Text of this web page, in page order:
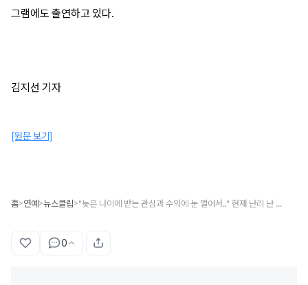
그램에도 출연하고 있다.
김지선 기자
[원문 보기]
홈>연예 >뉴스클립> "늦은 나이에 받는 관심과 수익에 눈 멀어서.." 현재 난리 난 개그맨 임우일 '허위 광고' 공개 폭로 사태 (+입장)
0